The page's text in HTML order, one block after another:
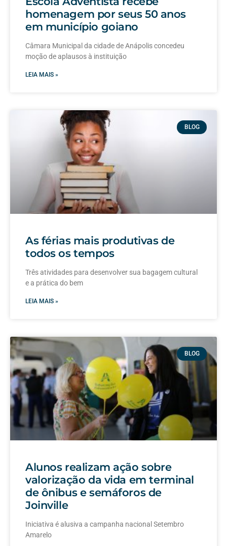
homenagem por seus 50 anos
em município goiano
Câmara Municipal da cidade de Anápolis concedeu
moção de aplausos à instituição
LEIA MAIS »
BLOG
As férias mais produtivas de
todos os tempos
Três atividades para desenvolver sua bagagem cultural
e a prática do bem
LEIA MAIS »
BLOG
Alunos realizam ação sobre
valorização da vida em terminal
de ônibus e semáforos de
Joinville
Iniciativa é alusiva a campanha nacional Setembro
Amarelo